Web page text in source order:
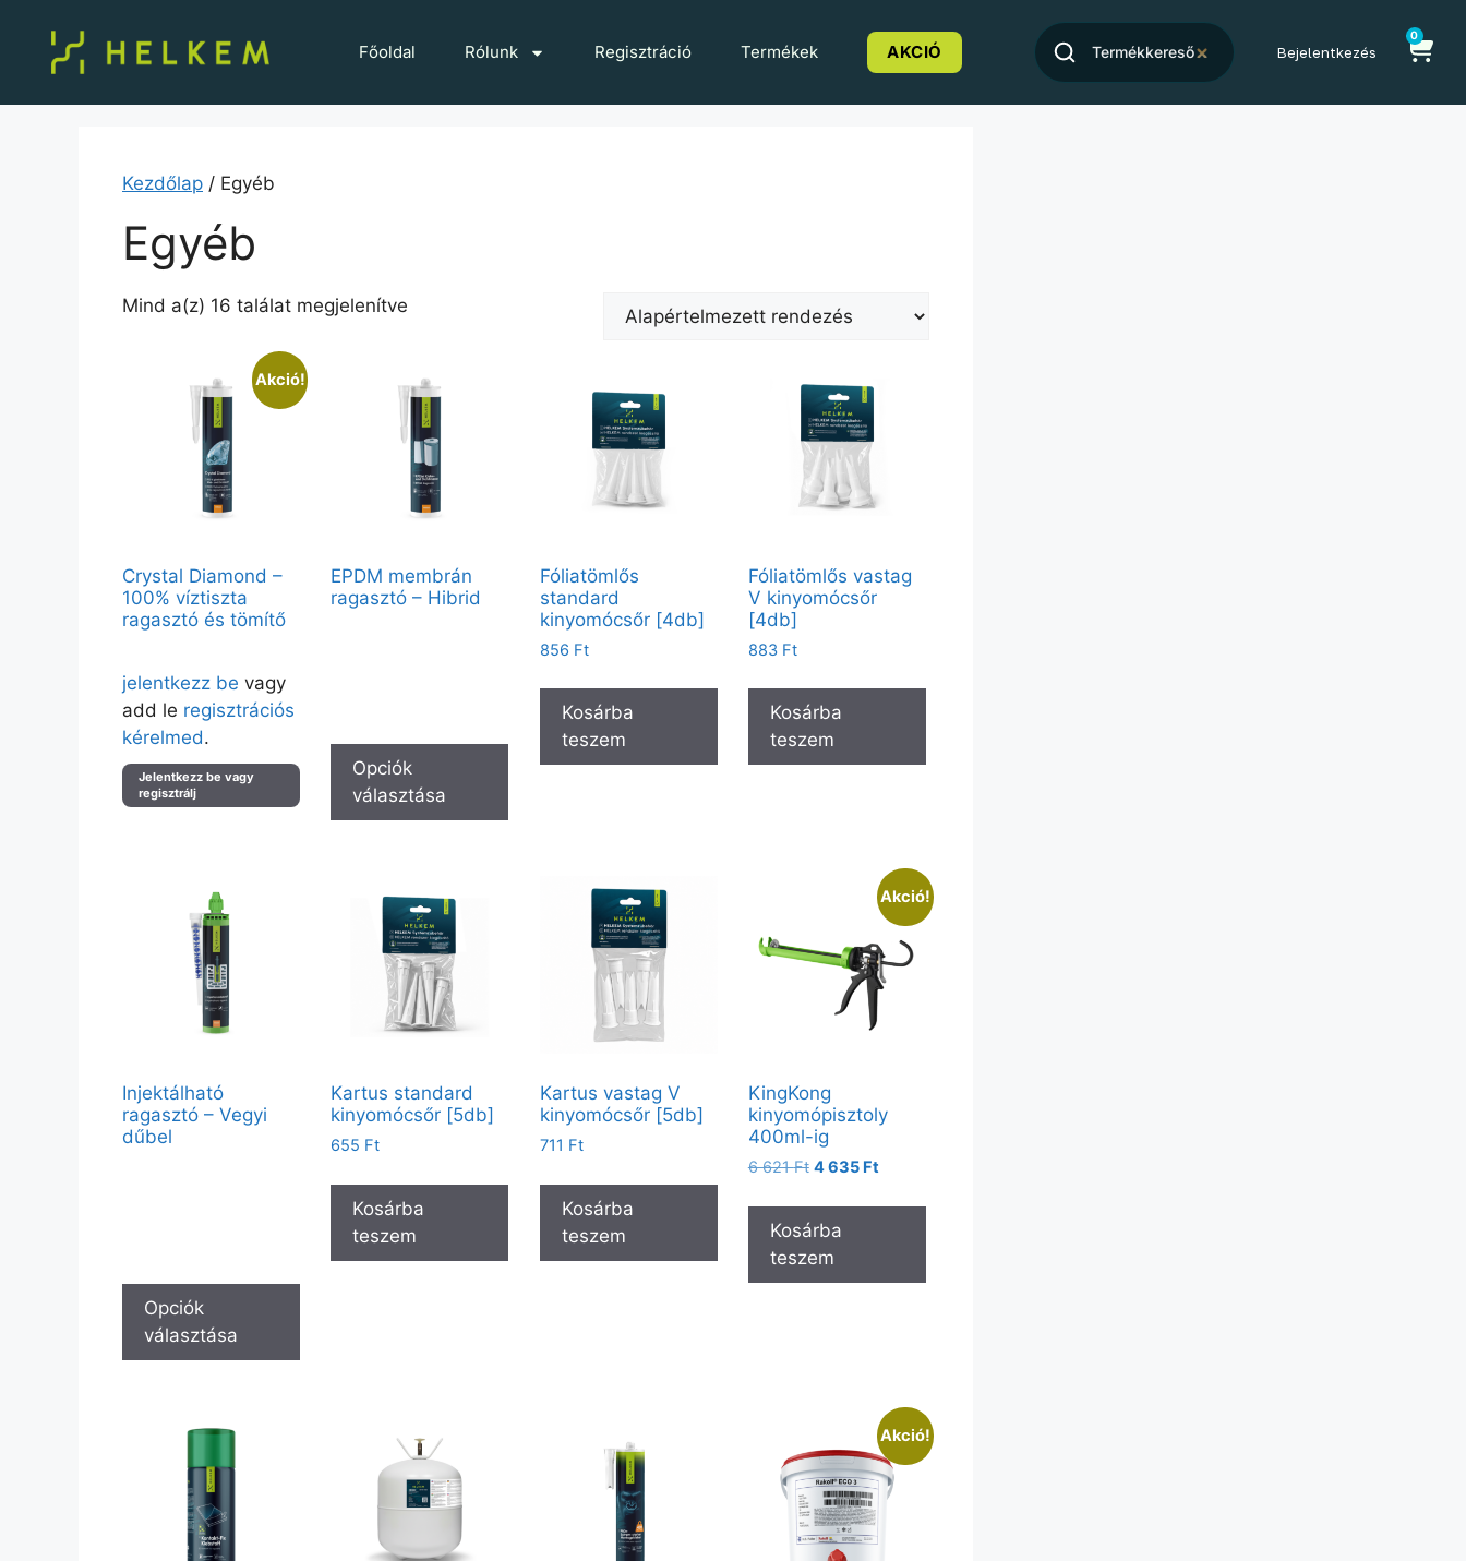
Főoldal Rólunk Regisztráció Termékek AKCIÓ Bejelentkezés
0
Kezdőlap / Egyéb
Egyéb
Mind a(z) 16 találat megjelenítve
Akció!
Crystal Diamond –
100% víztiszta
ragasztó és tömítő
jelentkezz be vagy
add le regisztrációs
kérelmed.
Jelentkezz be vagy
regisztrálj
EPDM membrán
ragasztó – Hibrid
Opciók
választása
Fóliatömlős
standard
kinyomócsőr [4db]
856 Ft
Kosárba
teszem
Fóliatömlős vastag
V kinyomócsőr
[4db]
883 Ft
Kosárba
teszem
Injektálható
ragasztó – Vegyi
dűbel
Opciók
választása
Kartus standard
kinyomócsőr [5db]
655 Ft
Kosárba
teszem
Kartus vastag V
kinyomócsőr [5db]
711 Ft
Kosárba
teszem
Akció!
KingKong
kinyomópisztoly
400ml-ig
6 621Ft 4 635 Ft
Kosárba
teszem
Akció!